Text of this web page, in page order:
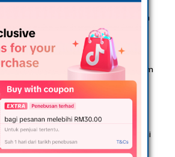
juga anak bongsu daripada lapan
pemunggahan barang di
di sini.
di Tanah Perkuburan Islam
Daerah Port Dickson,
Mohamad, berkata siasatan awal
menunggang motosikal dipercayai
lori.